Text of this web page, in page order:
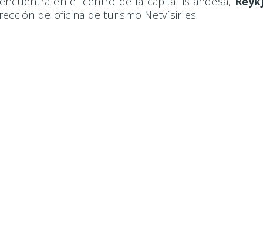
de oficina de turismo Netvísir es: